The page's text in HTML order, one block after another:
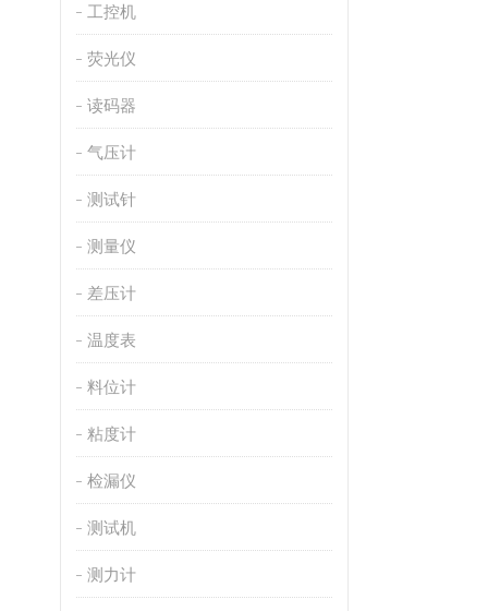
工控机
荧光仪
读码器
气压计
测试针
测量仪
差压计
温度表
料位计
粘度计
检漏仪
测试机
测力计